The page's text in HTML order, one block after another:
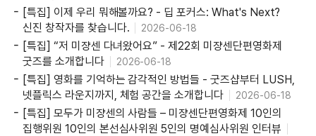
[특집] 이제 우리 뭐해볼까요? - 딥 포커스: What's Next?
신진 창작자를 찾습니다.
2026-06-18
[특집] “저 미쟝센 다녀왔어요” - 제22회 미쟝센단편영화제
굿즈를 소개합니다
2026-06-18
[특집] 영화를 기억하는 감각적인 방법들 - 굿즈샵부터 LUSH,
넷플릭스 라운지까지, 체험 공간을 소개합니다
2026-06-18
[특집] 모두가 미쟝센의 사람들 – 미쟝센단편영화제 10인의
집행위원 10인의 본선심사위원 5인의 명예심사위원 인터뷰